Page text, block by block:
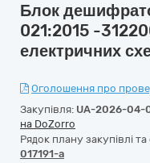
Блок
021:2015 -
електричних
Оголошення про
Закупівля: UA-2026-04-
на DoZorro
Рядок плану закупівлі
017191-a